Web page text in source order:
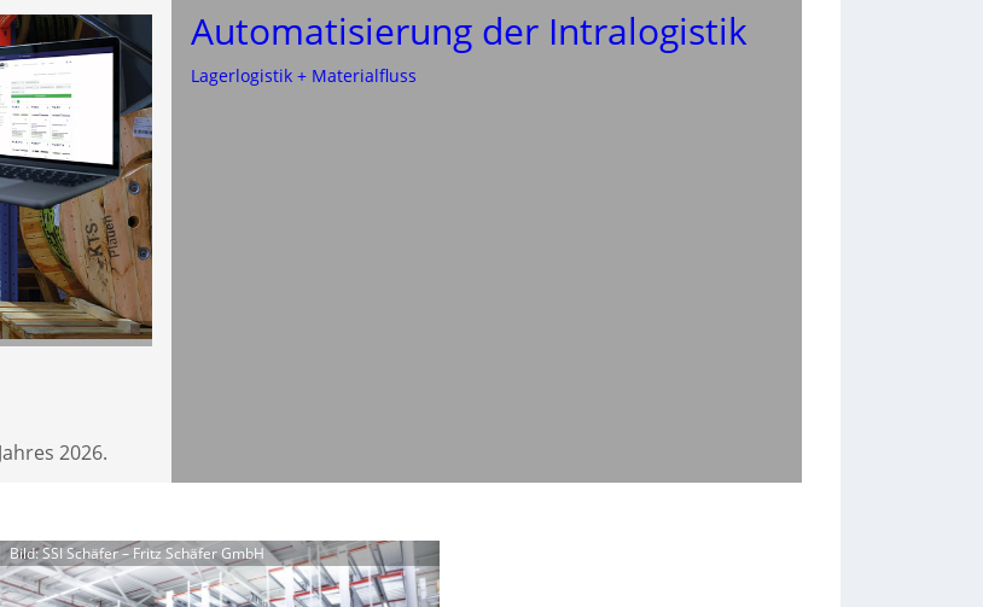
2026.
Automatisierung der Intralogistik
Lagerlogistik + Materialfluss
Bild: SSI Schäfer – Fritz Schäfer GmbH